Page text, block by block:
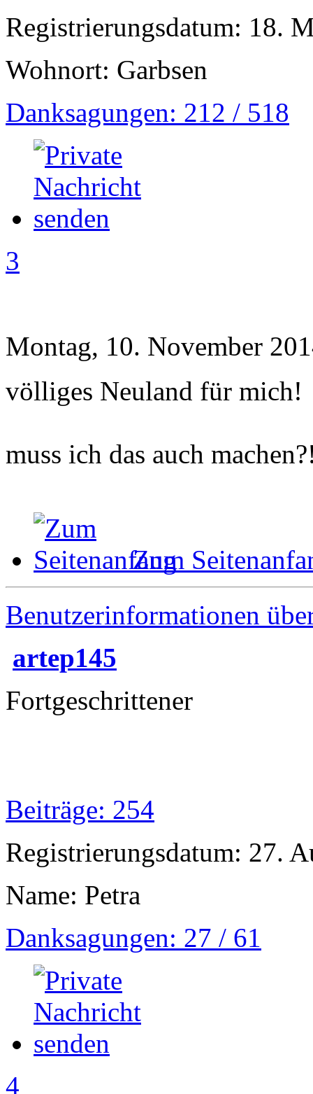
Registrierungsdatum: 18.
Wohnort: Garbsen
Danksagungen: 212 / 518
3
Montag, 10. November
völliges Neuland für mich!
muss ich das auch
Zum
Benutzerinformationen
artep145
Fortgeschrittener
Beiträge: 254
Registrierungsdatum: 27.
Name: Petra
Danksagungen: 27 / 61
4